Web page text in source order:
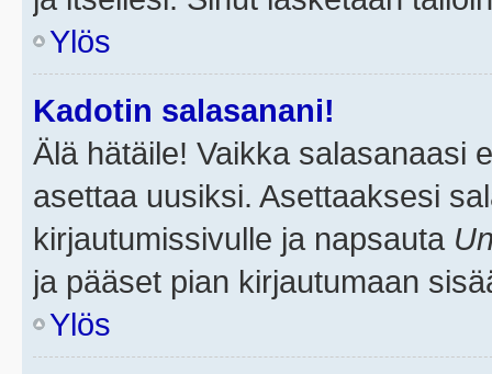
Ylös
Kadotin salasanani!
Älä hätäile! Vaikka salasanaasi
asettaa uusiksi. Asettaaksesi
kirjautumissivulle ja napsauta
ja pääset pian kirjautumaan
Ylös